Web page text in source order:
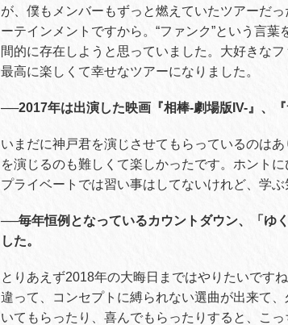
が、僕もメンバーもずっと燃えていたツアーだ
ーテインメントですから。“ファンク”という言
間的に存在しようと思っていました。大好きな
最高に楽しくて幸せなツアーになりました。
──2017年は出演した映画『相棒-劇場版IV-』、
いまだに神戸君を演じさせてもらっているのは
を演じるのも難しくて楽しかったです。ホント
プライベートでは習い事はしてないけれど、学
──毎年恒例となっているカウントダウン、「ゆ
した。
とりあえず2018年の大晦日まではやりたいです
違って、コンセプトに縛られない選曲が出来て
いてもらったり、喜んでもらったりすると、こ